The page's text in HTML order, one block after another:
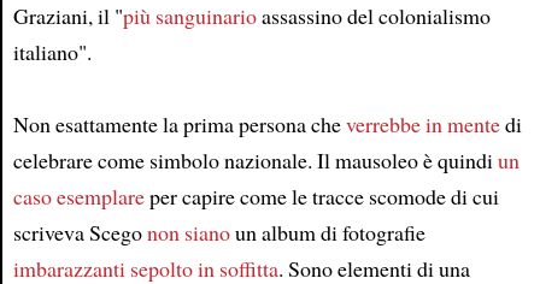
Graziani, il "più sanguinarioassassino del colonialismo
italiano".
Non esattamente la prima persona cheverrebbe in mentedi
celebrare come simbolo nazionale. Il mausoleo è quindiun
caso esemplareper capire come le tracce scomode di cui
scriveva Scegonon sianoun album di fotografie
imbarazzanti sepolto in soffitta. Sono elementi di una